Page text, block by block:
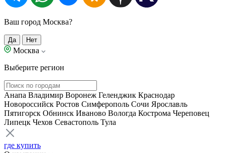
Ваш город Москва?
Да Нет
Москва
Выберите регион
Анапа Владимир Воронеж Геленджик Краснодар
Новороссийск Ростов Симферополь Сочи Ярославль
Пятигорск Обнинск Иваново Вологда Кострома Череповец
Липецк Чехов Севастополь Тула
где купить